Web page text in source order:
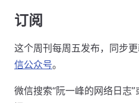
订阅
这个周刊每周五发布，同步
信公众号。
微信搜索“阮一峰的网络日志